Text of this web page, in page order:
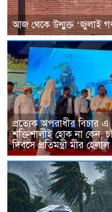
আজ থেকে উন্মুক্ত ‘জুলাই
প্রত্যেক অপরাধীর বিচার
শক্তিশালীই হোক না কেন,
দিবসে প্রতিমন্ত্রী মীর হেলাল